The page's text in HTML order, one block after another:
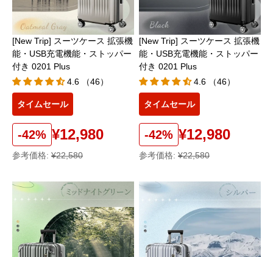
[New Trip] スーツケース 拡張機
能・USB充電機能・ストッパー
付き 0201 Plus
4.6 （46）
タイムセール
-42% ¥12,980
参考価格: ¥22,580
[New Trip] スーツケース 拡張機
能・USB充電機能・ストッパー
付き 0201 Plus
4.6 （46）
タイムセール
-42% ¥12,980
参考価格: ¥22,580